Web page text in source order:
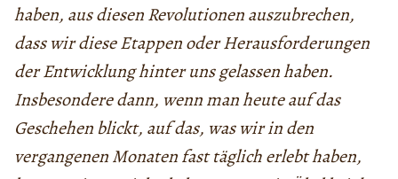
haben, aus diesen Revolutionen auszubrechen,
dass wir diese Etappen oder Herausforderungen
der Entwicklung hinter uns gelassen haben.
Insbesondere dann, wenn man heute auf das
Geschehen blickt, auf das, was wir in den
vergangenen Monaten fast täglich erlebt haben,